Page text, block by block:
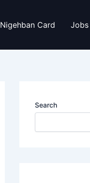
Nigehban Card Jobs
Search